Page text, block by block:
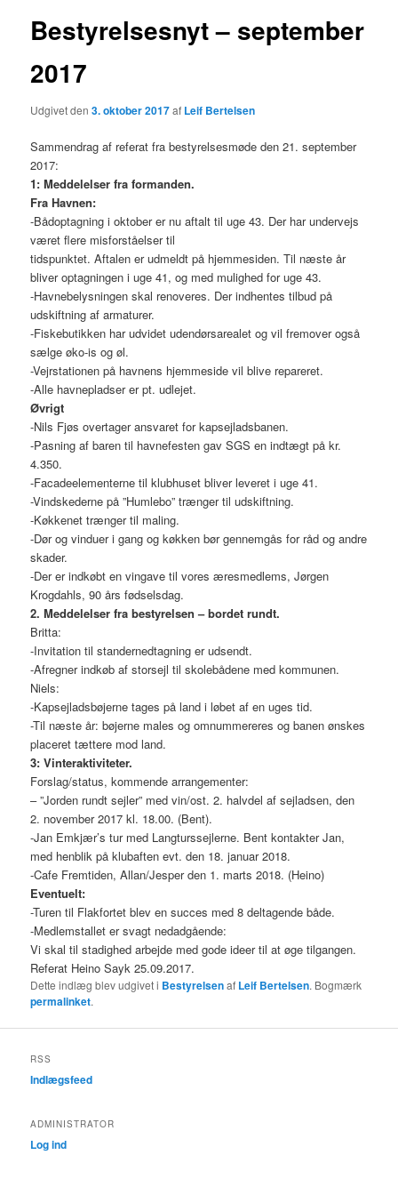
Bestyrelsesnyt – september
2017
Udgivet den3. oktober 2017af Leif Bertelsen
Sammendrag af referat fra bestyrelsesmøde den 21. september
2017:
1: Meddelelser fra formanden.
Fra Havnen:
-Bådoptagning i oktober er nu aftalt til uge 43. Der har undervejs
været flere misforståelser til
tidspunktet. Aftalen er udmeldt på hjemmesiden. Til næste år
bliver optagningen i uge 41, og med mulighed for uge 43.
-Havnebelysningen skal renoveres. Der indhentes tilbud på
udskiftning af armaturer.
-Fiskebutikken har udvidet udendørsarealet og vil fremover også
sælge øko-is og øl.
-Vejrstationen på havnens hjemmeside vil blive repareret.
-Alle havnepladser er pt. udlejet.
Øvrigt
-Nils Fjøs overtager ansvaret for kapsejladsbanen.
-Pasning af baren til havnefesten gav SGS en indtægt på kr.
4.350.
-Facadeelementerne til klubhuset bliver leveret i uge 41.
-Vindskederne på ”Humlebo” trænger til udskiftning.
-Køkkenet trænger til maling.
-Dør og vinduer i gang og køkken bør gennemgås for råd og andre
skader.
-Der er indkøbt en vingave til vores æresmedlems, Jørgen
Krogdahls, 90 års fødselsdag.
2. Meddelelser fra bestyrelsen – bordet rundt.
Britta:
-Invitation til standernedtagning er udsendt.
-Afregner indkøb af storsejl til skolebådene med kommunen.
Niels:
-Kapsejladsbøjerne tages på land i løbet af en uges tid.
-Til næste år: bøjerne males og omnummereres og banen ønskes
placeret tættere mod land.
3: Vinteraktiviteter.
Forslag/status, kommende arrangementer:
– ”Jorden rundt sejler” med vin/ost. 2. halvdel af sejladsen, den
2. november 2017 kl. 18.00. (Bent).
-Jan Emkjær’s tur med Langturssejlerne. Bent kontakter Jan,
med henblik på klubaften evt. den 18. januar 2018.
-Cafe Fremtiden, Allan/Jesper den 1. marts 2018. (Heino)
Eventuelt:
-Turen til Flakfortet blev en succes med 8 deltagende både.
-Medlemstallet er svagt nedadgående:
Vi skal til stadighed arbejde med gode ideer til at øge tilgangen.
Referat Heino Sayk 25.09.2017.
Dette indlæg blev udgivet i Bestyrelsenaf Leif Bertelsen. Bogmærk
permalinket.
RSS
Indlægsfeed
ADMINISTRATOR
Log ind